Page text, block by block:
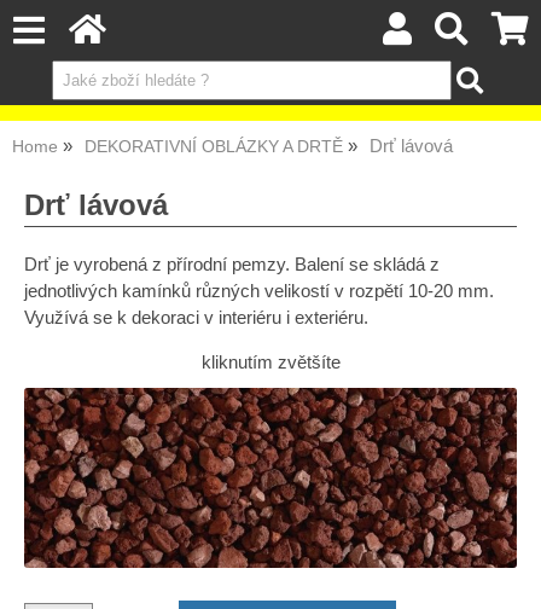
Home DEKORATIVNÍ OBLÁZKY A DRTĚ Drť lávová
Drť lávová
Drť je vyrobená z přírodní pemzy. Balení se skládá z
jednotlivých kamínků různých velikostí v rozpětí 10-20 mm.
Využívá se k dekoraci v interiéru i exteriéru.
kliknutím zvětšíte